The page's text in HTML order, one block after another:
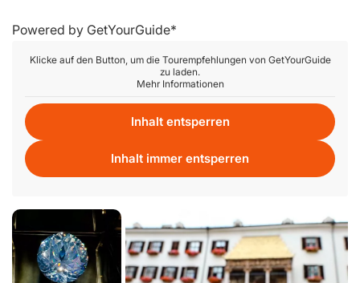
Powered by GetYourGuide
Klicke auf den Button, um die Tourempfehlungen von GetYourGuide
zu laden.
Mehr Informationen
Inhalt entsperren
Inhalt immer entsperren